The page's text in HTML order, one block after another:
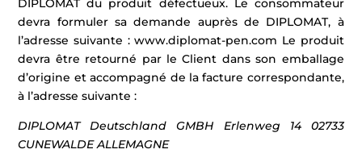
DIPLOMAT du produit défectueux. Le consommateur
devra formuler sa demande auprès de DIPLOMAT, à
l’adresse suivante : www.diplomat-pen.com Le produit
devra être retourné par le Client dans son emballage
d’origine et accompagné de la facture correspondante,
à l’adresse suivante :
DIPLOMAT Deutschland GMBH Erlenweg 14
02733
CUNEWALDE ALLEMAGNE